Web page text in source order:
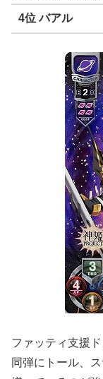
4位 バアル
ファッティ支援ド
同弾にトール、